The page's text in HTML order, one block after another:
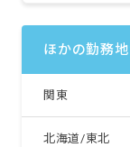
ほかの勤務
関東
北海道/東北